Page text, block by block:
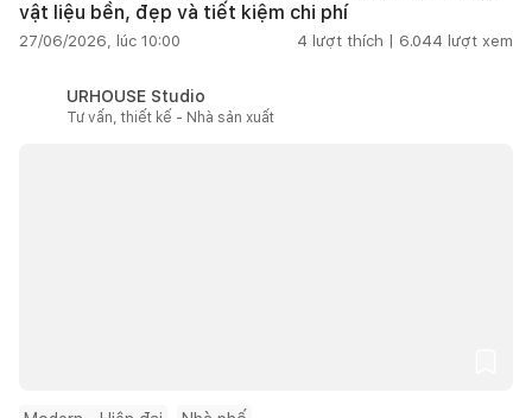
vật liệu bền, đẹp và tiết kiệm chi phí
27/06/2026, lúc 10:00 4 lượt thích | 6.044 lượt xem
URHOUSE Studio
Tư vấn, thiết kế - Nhà sản xuất